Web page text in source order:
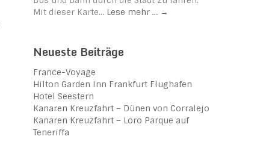
Mit dieser Karte… Lese mehr … →
Neueste Beiträge
France-Voyage
Hilton Garden Inn Frankfurt Flughafen
Hotel Seestern
Kanaren Kreuzfahrt – Dünen von Corralejo
Kanaren Kreuzfahrt – Loro Parque auf
Teneriffa